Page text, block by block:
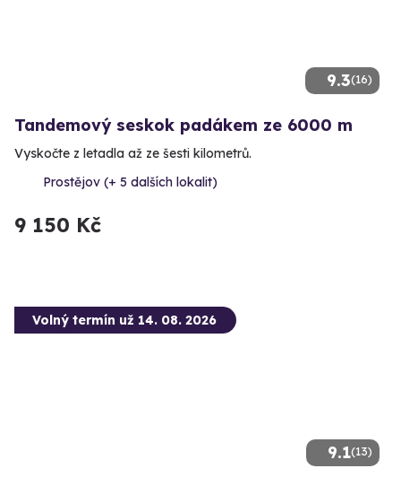
9.3(16)
Tandemový seskok padákem ze 6000 m
Vyskočte z letadla až ze šesti kilometrů.
Prostějov (+ 5 dalších lokalit)
9 150 Kč
9.1(13)
Volný termín už 14. 08. 2026